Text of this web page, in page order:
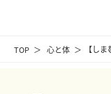
TOP 心と体 【し